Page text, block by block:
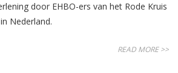
door EHBO-ers van het Rode Kruis
Nederland.
READ MORE >>